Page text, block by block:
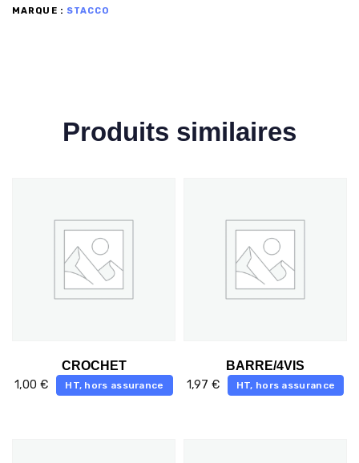
MARQUE : STACCO
Produits similaires
CROCHET
1,00€ HT, hors assurance
BARRE/4VIS
1,97 € HT, hors assurance